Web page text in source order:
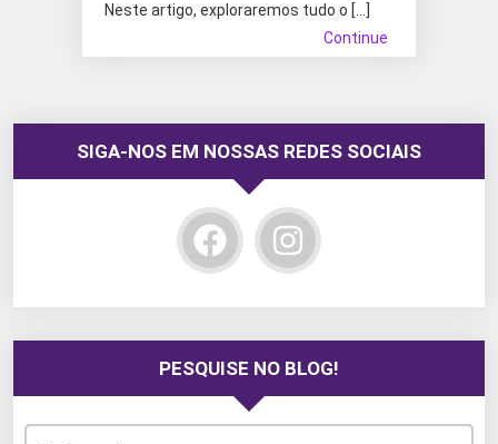
Neste artigo, exploraremos tudo o […]
Continue
SIGA-NOS EM NOSSAS REDES SOCIAIS
PESQUISE NO BLOG!